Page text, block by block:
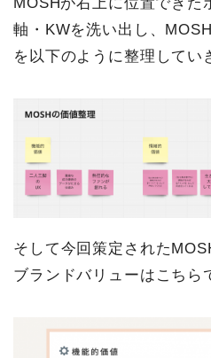
軸・KWを洗い出し、
を以下のように整理してい
そして今回策定された
ブランドバリューはこちら